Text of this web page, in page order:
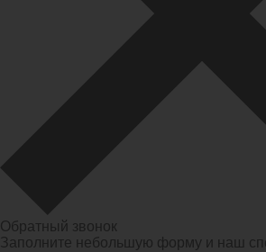
Обратный звонок
Заполните небольшую форму и наш